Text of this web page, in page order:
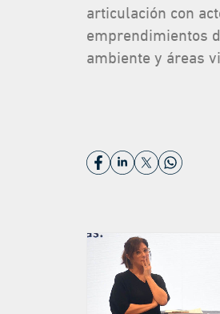
articulación con
emprendimientos
ambiente y áreas